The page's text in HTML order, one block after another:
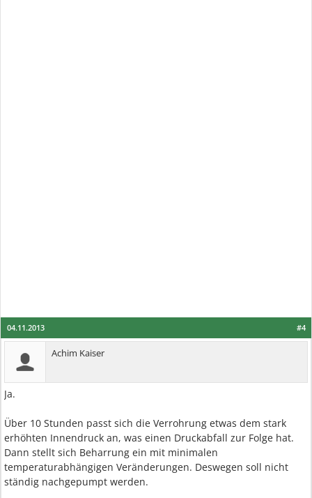
#4
04.11.2013
Achim Kaiser
Ja.
Über 10 Stunden passt sich die Verrohrung etwas dem stark
erhöhten Innendruck an, was einen Druckabfall zur Folge hat.
Dann stellt sich Beharrung ein mit minimalen
temperaturabhängigen Veränderungen. Deswegen soll nicht
ständig nachgepumpt werden.